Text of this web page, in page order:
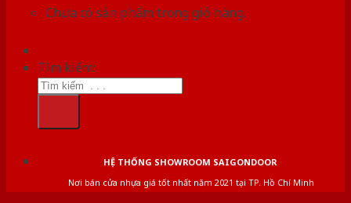
Chưa có sản phẩm trong giỏ hàng.
Tìm kiếm:
HỆ THỐNG SHOWROOM SAIGONDOOR
Nơi bán cửa nhựa giá tốt nhất năm 2021 tại TP. Hồ Chí Minh